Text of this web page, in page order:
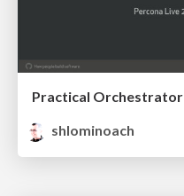
Practical Orchestrator
shlominoach